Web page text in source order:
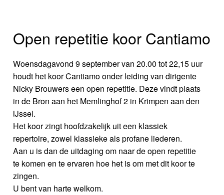
Open repetitie koor Cantiamo
Woensdagavond 9 september van 20.00 tot 22,15 uur
houdt het koor Cantiamo onder leiding van dirigente
Nicky Brouwers een open repetitie. Deze vindt plaats
in de Bron aan het Memlinghof 2 in Krimpen aan den
IJssel.
Het koor zingt hoofdzakelijk uit een klassiek
repertoire, zowel klassieke als profane liederen.
Aan u is dan de uitdaging om naar de open repetitie
te komen en te ervaren hoe het is om met dit koor te
zingen.
U bent van harte welkom.